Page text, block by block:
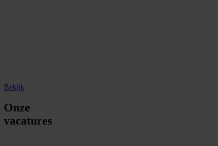
Bekijk
Onze
vacatures